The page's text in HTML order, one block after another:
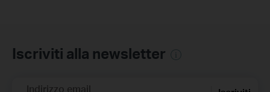
Iscriviti alla newsletter
Indirizzo email